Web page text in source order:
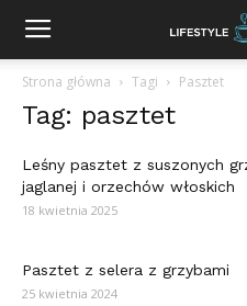
Strona główna Tagi Pasztet
Tag: pasztet
Leśny pasztet z suszonych
jaglanej i orzechów włoskich
18 kwietnia 2025
Pasztet z selera z grzybami
25 kwietnia 2024